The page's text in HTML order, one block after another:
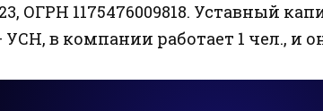
ОГРН 1175476009818. Уставный
в компании работает 1 чел., и